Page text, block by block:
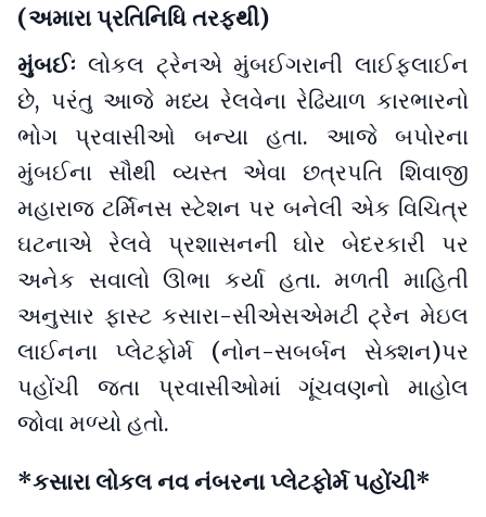
(અમારા પ્રતિનિધિ તરફથી)
મુંબઈઃ લોકલ ટ્રેનએ મુંબઈગરાની લાઈફલાઈન
છે, પરંતુ આજે મધ્ય રેલવેના રેઢિયાળ કારભારનો
ભોગ પ્રવાસીઓ બન્યા હતા. આજે બપોરના
મુંબઈના સૌથી વ્યસ્ત એવા છત્રપતિ શિવાજી
મહારાજ ટર્મિનસ સ્ટેશન પર બનેલી એક વિચિત્ર
ઘટનાએ રેલવે પ્રશાસનની ઘોર બેદરકારી પર
અનેક સવાલો ઊભા કર્યા હતા. મળતી માહિતી
અનુસાર ફાસ્ટ કસારા-સીએસએમટી ટ્રેન મેઇલ
લાઈનના પ્લેટફોર્મ (નોન-સબર્બન સેક્શન)પર
પહોંચી જતા પ્રવાસીઓમાં ગૂંચવણનો માહોલ
જોવા મળ્યો હતો.
*કસારા લોકલ નવ નંબરના પ્લેટફોર્મ પહોંચી*